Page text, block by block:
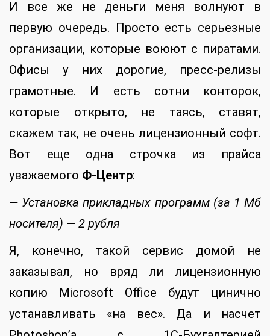
И все же не деньги меня волнуют в
первую очередь. Просто есть серьезные
организации, которые воюют с пиратами.
Офисы у них дорогие, пресс-релизы
грамотные. И есть сотни конторок,
которые открыто, не таясь, ставят,
скажем так, не очень лицензионный софт.
Вот еще одна строчка из прайса
уважаемого Ф-Центр:
— Установка прикладных программ (за 1 Мб
носителя) — 2 рубля
Я, конечно, такой сервис домой не
заказывал, но вряд ли лицензионную
копию Microsoft Office будут цинично
устанавливать «на вес». Да и насчет